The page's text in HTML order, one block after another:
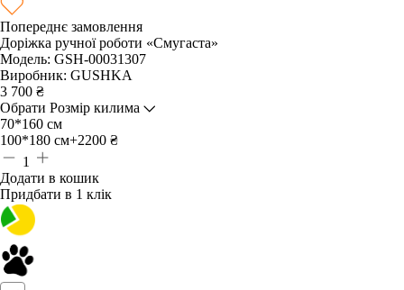
Попереднє замовлення
Доріжка ручної роботи «Смугаста»
Модель: GSH-00031307
Виробник: GUSHKA
3 700 ₴
Обрати Розмір килима
70*160 см
100*180 см+2200 ₴
1
Додати в кошик
Придбати в 1 клік